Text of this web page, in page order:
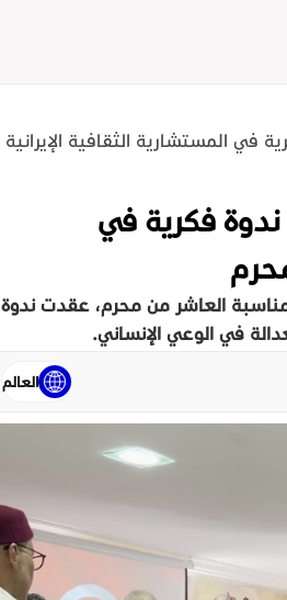
في المستشارية الثقافية
ندوة فكرية في
العاشر من محرم، عقدت ندوة
في الوعي الإنساني.
العالم